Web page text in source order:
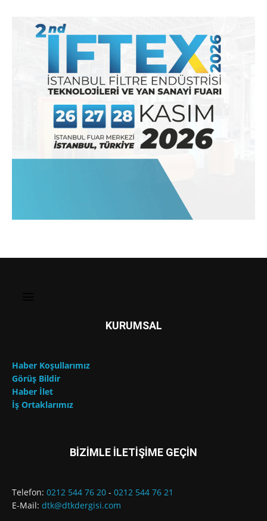
KURUMSAL
Haber Koşullarımız
Görüş Bildir
Haber İlet
İş Ortaklarımız
BİZİMLE İLETİŞİME GEÇİN
Telefon: 0212 544 76 20 - 0212 544 76 21
E-Mail: dtk@dtkdergisi.com